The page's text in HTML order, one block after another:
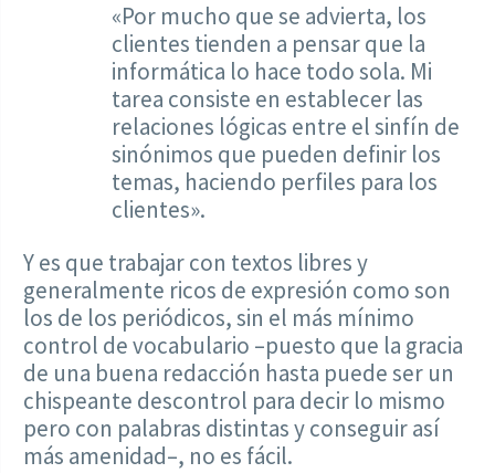
«Por mucho que se advierta, los
clientes tienden a pensar que la
informática lo hace todo sola. Mi
tarea consiste en establecer las
relaciones lógicas entre el sinfín de
sinónimos que pueden definir los
temas, haciendo perfiles para los
clientes».
Y es que trabajar con textos libres y
generalmente ricos de expresión como son
los de los periódicos, sin el más mínimo
control de vocabulario –puesto que la gracia
de una buena redacción hasta puede ser un
chispeante descontrol para decir lo mismo
pero con palabras distintas y conseguir así
más amenidad–, no es fácil.